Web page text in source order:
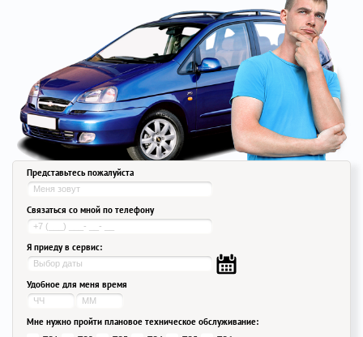
Представьтесь пожалуйста
Связаться со мной по телефону
Я приеду в сервис:
Удобное для меня время
Мне нужно пройти плановое техническое обслуживание: